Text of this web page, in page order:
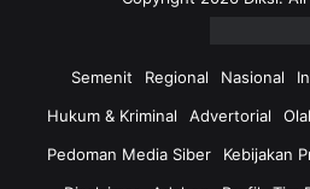
Semenit Regional Nasional
Hukum & Kriminal
Advertorial
Pedoman Media Siber
Kebijakan